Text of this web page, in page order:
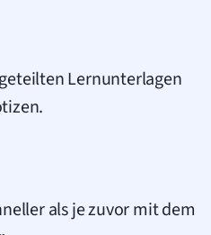
Lernunterlagen
als je zuvor mit dem